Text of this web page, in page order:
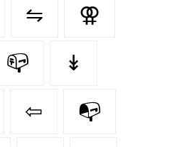
⇋ ⚢
📪 ↡
⇦ 📭